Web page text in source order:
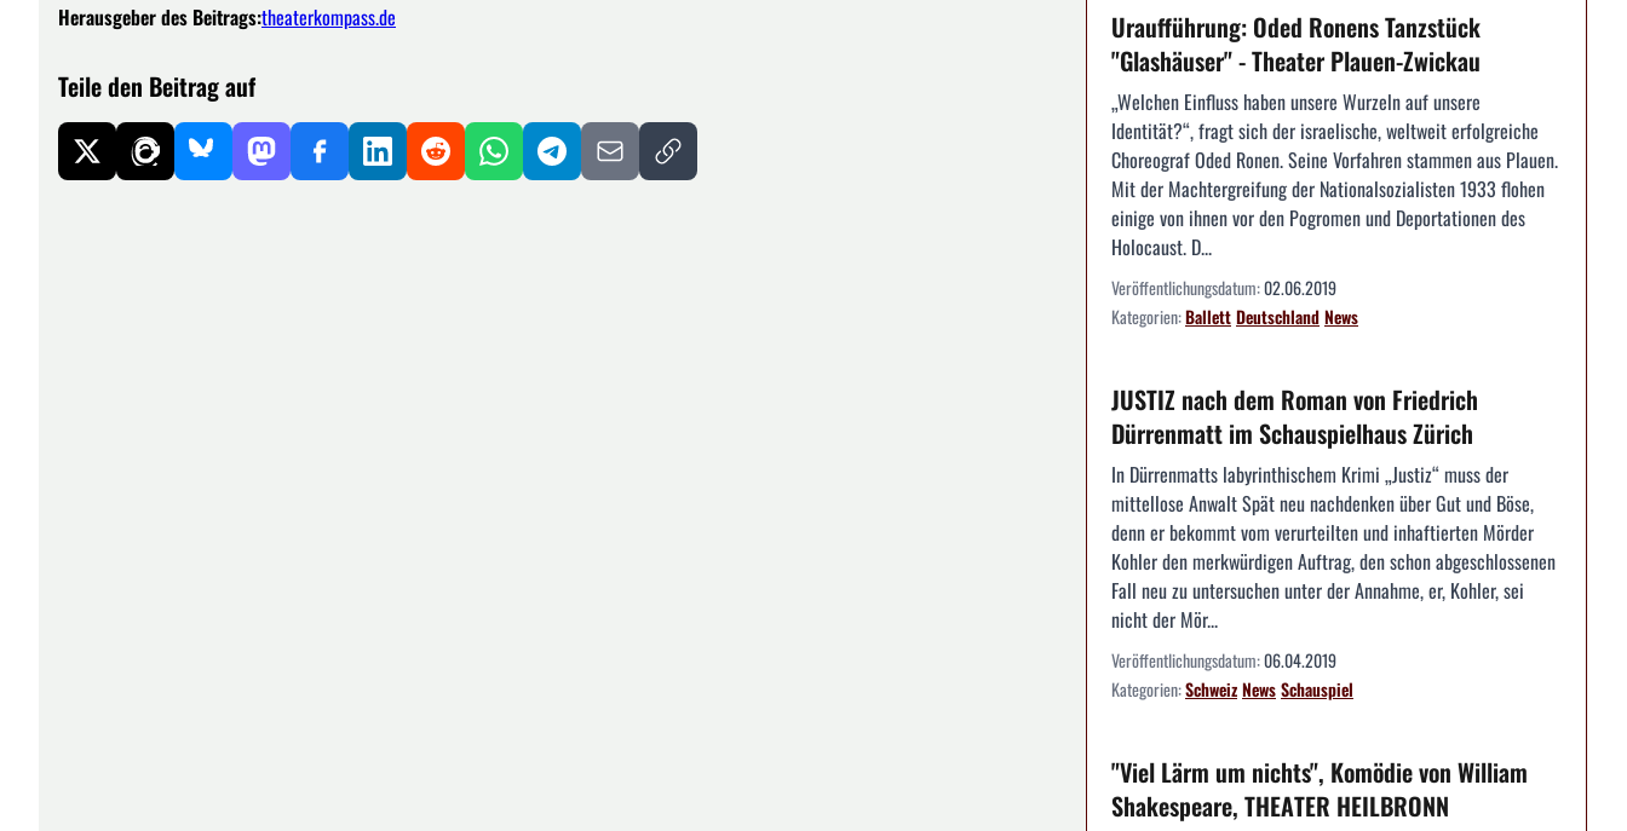
Herausgeber des Beitrags:theaterkompass.de
Teile den Beitrag auf
Uraufführung: Oded Ronens Tanzstück
"Glashäuser" - Theater Plauen-Zwickau
„Welchen Einfluss haben unsere Wurzeln auf unsere
Identität?“, fragt sich der israelische, weltweit erfolgreiche
Choreograf Oded Ronen. Seine Vorfahren stammen aus Plauen.
Mit der Machtergreifung der Nationalsozialisten 1933 flohen
einige von ihnen vor den Pogromen und Deportationen des
Holocaust. D...
Veröffentlichungsdatum:02.06.2019
Kategorien:BallettDeutschlandNews
JUSTIZ nach dem Roman von Friedrich
Dürrenmatt im Schauspielhaus Zürich
In Dürrenmatts labyrinthischem Krimi „Justiz“ muss der
mittellose Anwalt Spät neu nachdenken über Gut und Böse,
denn er bekommt vom verurteilten und inhaftierten Mörder
Kohler den merkwürdigen Auftrag, den schon abgeschlossenen
Fall neu zu untersuchen unter der Annahme, er, Kohler, sei
nicht der Mör...
Veröffentlichungsdatum:06.04.2019
Kategorien:SchweizNewsSchauspiel
"Viel Lärm um nichts", Komödie von William
Shakespeare, THEATER HEILBRONN